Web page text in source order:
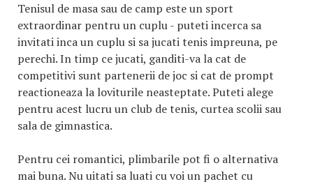
Tenisul de masa sau de camp este un sport
extraordinar pentru un cuplu - puteti incerca sa
invitati inca un cuplu si sa jucati tenis impreuna, pe
perechi. In timp ce jucati, ganditi-va la cat de
competitivi sunt partenerii de joc si cat de prompt
reactioneaza la loviturile neasteptate. Puteti alege
pentru acest lucru un club de tenis, curtea scolii sau
sala de gimnastica.
Pentru cei romantici, plimbarile pot fi o alternativa
mai buna. Nu uitati sa luati cu voi un pachet cu